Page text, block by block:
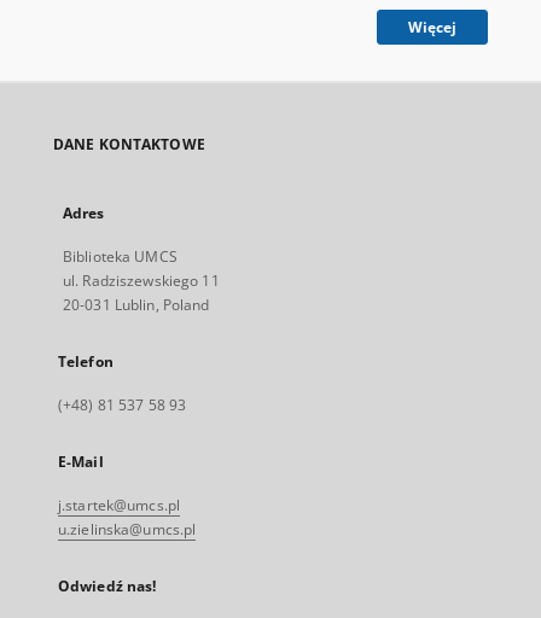
Więcej
DANE KONTAKTOWE
Adres
Biblioteka UMCS
ul. Radziszewskiego 11
20-031 Lublin, Poland
Telefon
(+48) 81 537 58 93
E-Mail
j.startek@umcs.pl
u.zielinska@umcs.pl
Odwiedź nas!